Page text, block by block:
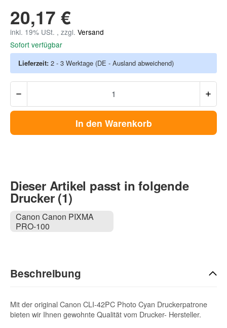
20,17 €
inkl. 19% USt. , zzgl. Versand
Sofort verfügbar
Lieferzeit: 2 - 3 Werktage (DE - Ausland abweichend)
In den Warenkorb
Dieser Artikel passt in folgende
Drucker (1)
Canon Canon PIXMA
PRO-100
Beschreibung
Mit der original Canon CLI-42PC Photo Cyan Druckerpatrone
bieten wir Ihnen gewohnte Qualität vom Drucker- Hersteller.